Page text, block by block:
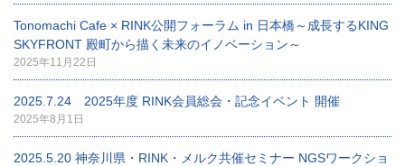
Tonomachi Cafe × RINK公開フォーラム in 日本橋～成長するKING
SKYFRONT 殿町から描く未来のイノベーション～
2025年11月22日
2025.7.24 2025年度 RINK会員総会・記念イベント 開催
2025年8月1日
2025.5.20 神奈川県・RINK・メルク共催セミナー NGSワークショ